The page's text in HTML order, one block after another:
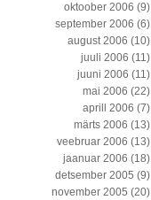
oktoober 2006 (9)
september 2006 (6)
august 2006 (10)
juuli 2006 (11)
juuni 2006 (11)
mai 2006 (22)
aprill 2006 (7)
märts 2006 (13)
veebruar 2006 (13)
jaanuar 2006 (18)
detsember 2005 (9)
november 2005 (20)